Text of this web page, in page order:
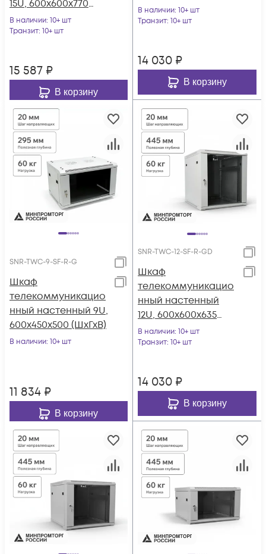
15U, 600х600х770
(ШхГхВ)
В наличии: 10+ шт
Транзит: 10+ шт
15 587 ₽
В корзину
(ШхГхВ)
В наличии: 10+ шт
Транзит: 10+ шт
14 030 ₽
В корзину
SNR-TWC-9-SF-R-G
Шкаф
телекоммуникацио
нный настенный 9U,
600х450х500 (ШхГхВ)
В наличии: 10+ шт
11 834 ₽
В корзину
SNR-TWC-12-SF-R-GD
Шкаф
телекоммуникацио
нный настенный
12U, 600х600х635
(ШхГхВ)
В наличии: 10+ шт
Транзит: 10+ шт
14 030 ₽
В корзину